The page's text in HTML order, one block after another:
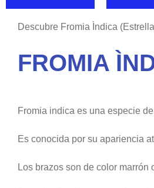
Descubre Fromia Ìndica
FROMIA
Fromia indica es una especie
Es conocida por su apariencia
Los brazos son de color